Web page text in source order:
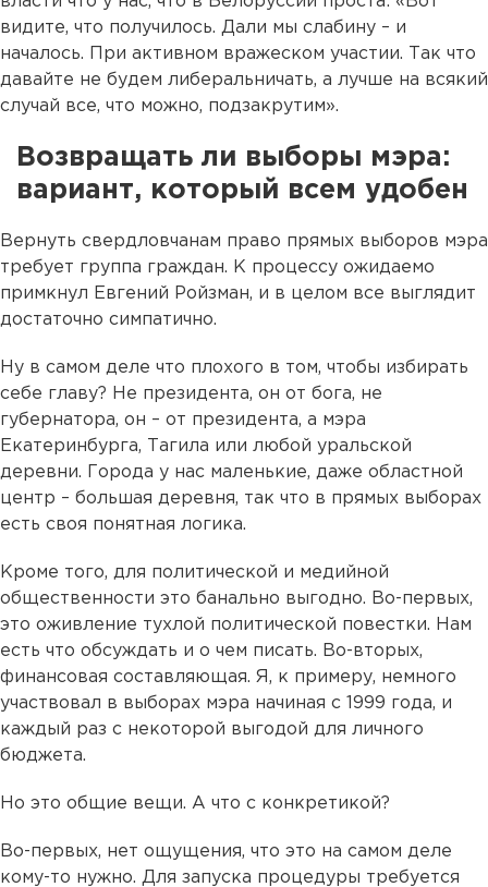
видите, что получилось. Дали мы слабину – и
началось. При активном вражеском участии. Так что
давайте не будем либеральничать, а лучше на всякий
случай все, что можно, подзакрутим».
Возвращать ли выборы мэра:
вариант, который всем удобен
Вернуть свердловчанам право прямых выборов мэра
требует группа граждан. К процессу ожидаемо
примкнул Евгений Ройзман, и в целом все выглядит
достаточно симпатично.
Ну в самом деле что плохого в том, чтобы избирать
себе главу? Не президента, он от бога, не
губернатора, он – от президента, а мэра
Екатеринбурга, Тагила или любой уральской
деревни. Города у нас маленькие, даже областной
центр – большая деревня, так что в прямых выборах
есть своя понятная логика.
Кроме того, для политической и медийной
общественности это банально выгодно. Во-первых,
это оживление тухлой политической повестки. Нам
есть что обсуждать и о чем писать. Во-вторых,
финансовая составляющая. Я, к примеру, немного
участвовал в выборах мэра начиная с 1999 года, и
каждый раз с некоторой выгодой для личного
бюджета.
Но это общие вещи. А что с конкретикой?
Во-первых, нет ощущения, что это на самом деле
кому-то нужно. Для запуска процедуры требуется